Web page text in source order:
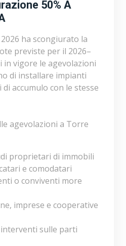
50% A
ha scongiurato la
previste per il 2026–
in vigore le agevolazioni
di installare impianti
accumulo con le stesse
agevolazioni a Torre
proprietari di immobili
e comodatari
o conviventi more
imprese e cooperative
sulle parti